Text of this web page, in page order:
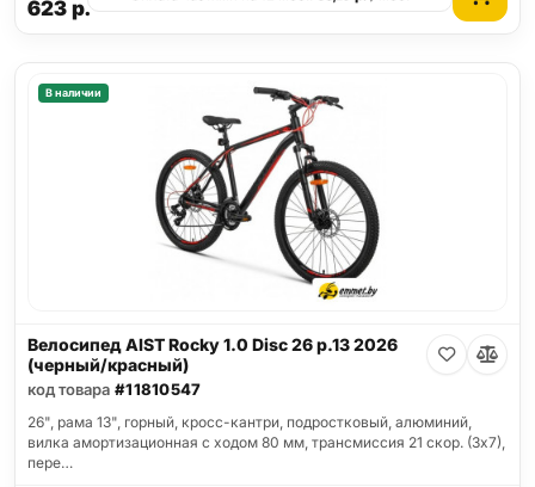
623р.
В наличии
Велосипед AIST Rocky 1.0 Disc 26 р.13 2026
(черный/красный)
код товара #11810547
26", рама 13", горный, кросс-кантри, подростковый, алюминий,
вилка амортизационная с ходом 80 мм, трансмиссия 21 скор. (3х7),
пере…